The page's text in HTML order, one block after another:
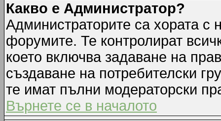
Какво е Администратор?
Администраторите са хората с
форумите. Те контролират
което включва задаване на
създаване на потребителски
те имат пълни модераторски
Върнете се в началото